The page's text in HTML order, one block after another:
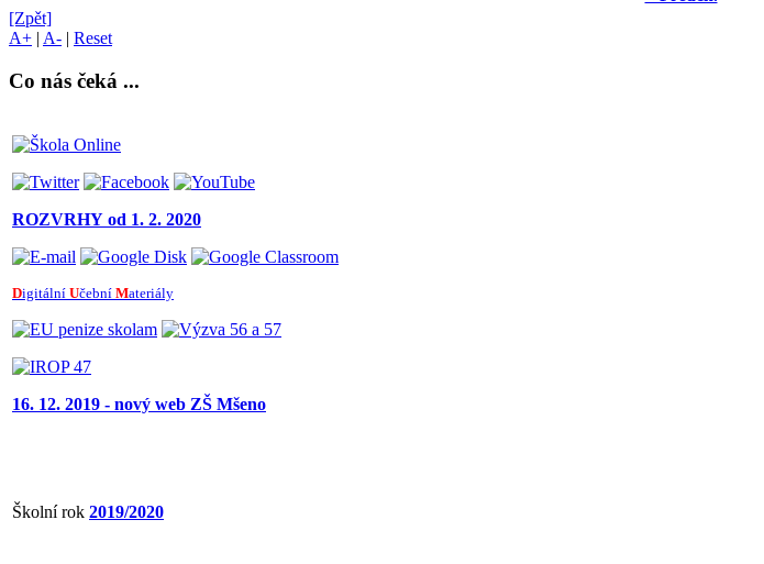
[Zpět]
A+ | A- | Reset
Co nás čeká ...
ROZVRHY od 1. 2. 2020
Digitální Učební Materiály
16. 12. 2019 - nový web ZŠ Mšeno
Školní rok 2019/2020